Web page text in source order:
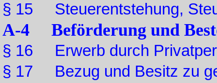
§ 15 Steuerentstehung,
A-4 Beförderung und
§ 16 Erwerb durch
§ 17 Bezug und Besitz zu